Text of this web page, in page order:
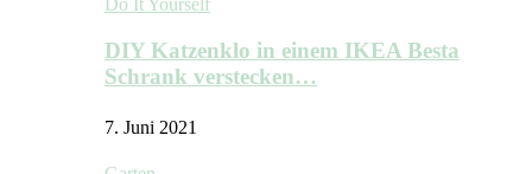
DIY Katzenklo in einem IKEA Besta
Schrank verstecken…
7. Juni 2021